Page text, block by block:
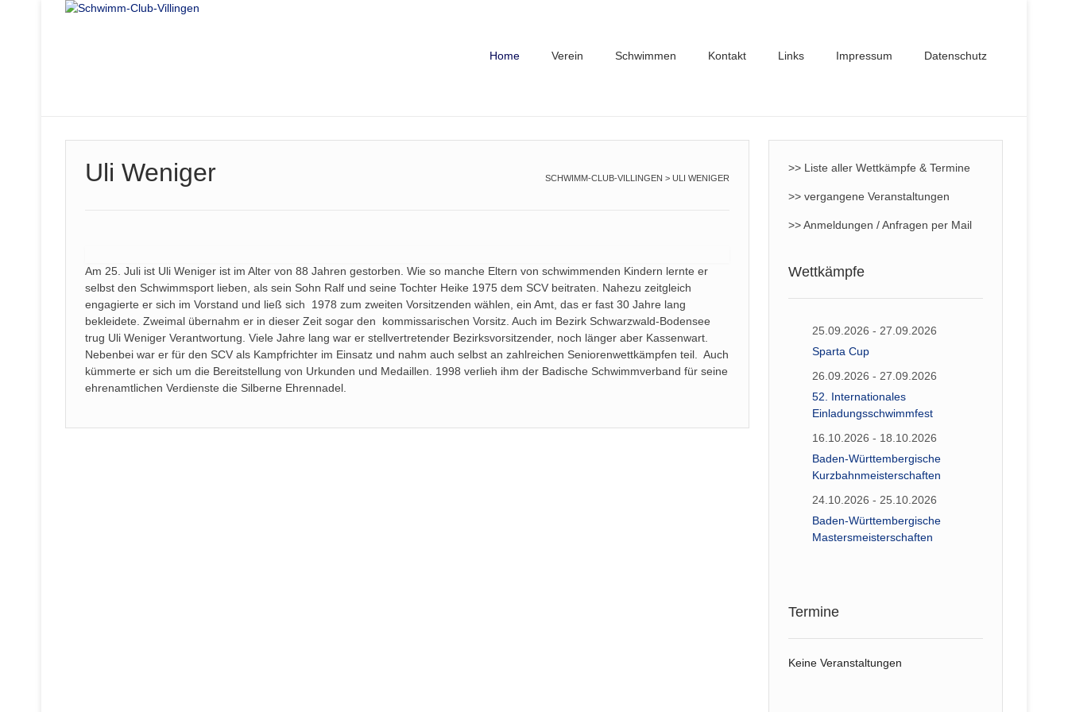
Home Verein Schwimmen Kontakt Links Impressum Datenschutz
Uli Weniger SCHWIMM-CLUB-VILLINGEN >ULI WENIGER
Am 25. Juli ist Uli Weniger ist im Alter von 88 Jahren gestorben. Wie so manche Eltern von schwimmenden Kindern lernte er
selbst den Schwimmsport lieben, als sein Sohn Ralf und seine Tochter Heike 1975 dem SCV beitraten. Nahezu zeitgleich
engagierte er sich im Vorstand und ließ sich 1978 zum zweiten Vorsitzenden wählen, ein Amt, das er fast 30 Jahre lang
bekleidete. Zweimal übernahm er in dieser Zeit sogar den kommissarischen Vorsitz. Auch im Bezirk Schwarzwald-Bodensee
trug Uli Weniger Verantwortung. Viele Jahre lang war er stellvertretender Bezirksvorsitzender, noch länger aber Kassenwart.
Nebenbei war er für den SCV als Kampfrichter im Einsatz und nahm auch selbst an zahlreichen Seniorenwettkämpfen teil. Auch
kümmerte er sich um die Bereitstellung von Urkunden und Medaillen. 1998 verlieh ihm der Badische Schwimmverband für seine
ehrenamtlichen Verdienste die Silberne Ehrennadel.
>> Liste aller Wettkämpfe & Termine
>> vergangene Veranstaltungen
>> Anmeldungen / Anfragen per Mail
Wettkämpfe
25.09.2026 - 27.09.2026
Sparta Cup
26.09.2026 - 27.09.2026
52. Internationales
Einladungsschwimmfest
16.10.2026 - 18.10.2026
Baden-Württembergische
Kurzbahnmeisterschaften
24.10.2026 - 25.10.2026
Baden-Württembergische
Mastersmeisterschaften
Termine
Keine Veranstaltungen